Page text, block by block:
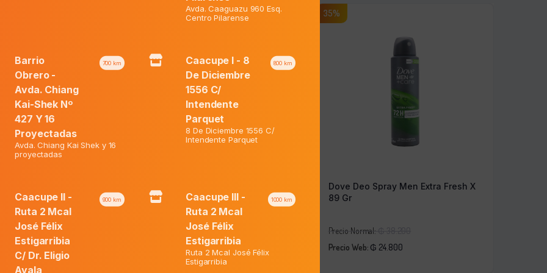
₲61.800El
precio
original
₲49.400El
precio
Precio Normal:₲88.200El
precio
Precio Web:₲70.600El
precio
35%
Dove Deo Spray Men Extra Fresh X
89 Gr
Precio Normal:
Precio Web: ₲ 24.800El
Avda. Caaguazu 960 Esq.
Centro Pilarense
Barrio
Obrero -
Avda. Chiang
Kai-Shek Nº
427 Y 16
Proyectadas
700 km
Avda. Chiang Kai Shek y 16
proyectadas
Caacupe I - 8
De Diciembre
1556 C/
Intendente
Parquet
800 km
8 De Diciembre 1556 C/
Intendente Parquet
Caacupe II -
Ruta 2 Mcal
José Félix
Estigarribia
C/ Dr. Eligio
Ayala
900 km
Caacupe III -
Ruta 2 Mcal
José Félix
Estigarribia
1000 km
Ruta 2 Mcal José Félix
Estigarribia